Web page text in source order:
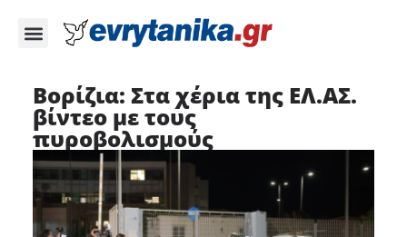
Βορίζια: Στα χέρια της ΕΛ.ΑΣ.
βίντεο με τους
πυροβολισμούς